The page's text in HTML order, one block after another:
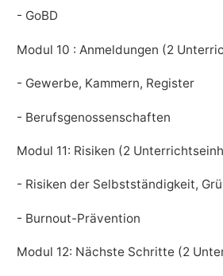
- GoBD
Modul 10 : Anmeldungen (2
- Gewerbe, Kammern, Register
- Berufsgenossenschaften
Modul 11: Risiken (2
- Risiken der Selbstständigkeit,
- Burnout-Prävention
Modul 12: Nächste Schritte (2